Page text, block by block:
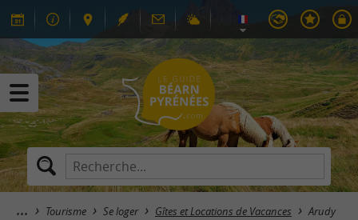
Tourisme Se loger Gîtes et Locations de Vacances Arudy